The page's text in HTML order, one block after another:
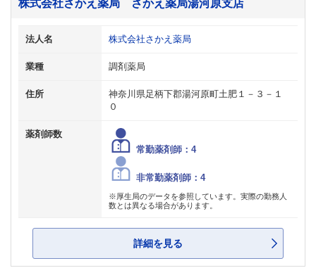
株式会社さかえ薬局 さかえ薬局湯河原支店
法人名 株式会社さかえ薬局
業種 調剤薬局
住所
神奈川県足柄下郡湯河原町土肥１－３－１
０
薬剤師数
常勤薬剤師：4
非常勤薬剤師：4
※厚生局のデータを参照しています。実際の勤務人
数とは異なる場合があります。
詳細を見る